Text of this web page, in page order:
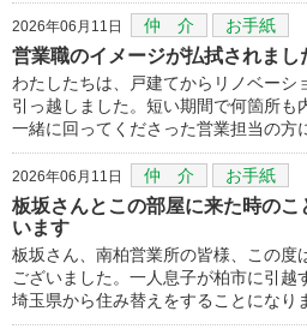
2026年06月11日 仲 介 お手紙
営業職のイメージが払拭されまし
わたしたちは、戸建てからリノベーシ
引っ越しました。短い期間で何箇所も
一緒に回ってくださった営業担当の方
2026年06月11日 仲 介 お手紙
板坂さんとこの部屋に来た時の
います
板坂さん、南柏営業所の皆様、この度
ございました。一人息子が柏市に引越
埼玉県から住み替えをすることになり